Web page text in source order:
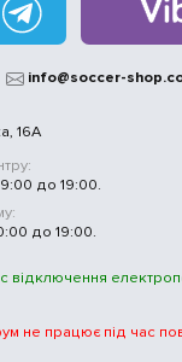
info@soccer-
16А
до 19:00.
до 19:00.
відключення
не працює під час